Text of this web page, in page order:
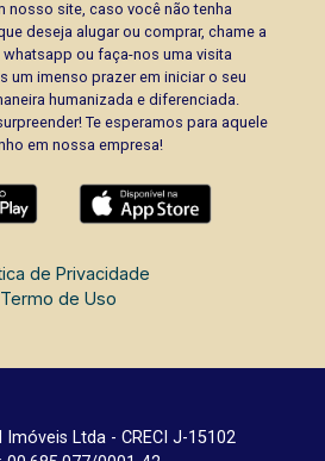
nosso site, caso você não tenha
deseja alugar ou comprar, chame a
ou faça-nos uma visita
um imenso prazer em iniciar o seu
humanizada e diferenciada.
Te esperamos para aquele
em nossa empresa!
de Privacidade
Termo de Uso
Ltda - CRECI J-15102